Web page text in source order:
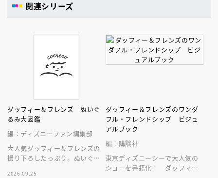
関連シリーズ
ダッフィー＆フレンズ ぬいぐ
るみ大図鑑
編：ディズニーファン編集部
大人気ダッフィー＆フレンズの
撮り下ろしたっぷり。ぬいぐる
2026.09.25
ダッフィー＆フレンズのワンダ
フル・フレンドシップ ビジュ
アルブック
編：講談社
東京ディズニーシーで大人気の
ショーを書籍化！ ダッフィー